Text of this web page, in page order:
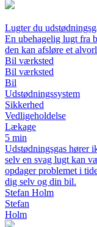
Lugter du
En ubehagelig lugt fra
den kan afsløre et
Bil værksted
Bil værksted
Bil
Udstødningssystem
Sikkerhed
Vedligeholdelse
Lækage
5 min
Udstødningsgas hører
selv en svag lugt kan
opdager problemet i
dig selv og din bil.
Stefan Holm
Stefan
Holm